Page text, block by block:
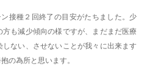
接種２回終了の目安がたちました。少
も減少傾向の様ですが、まだまだ医療
ない、させないことが我々に出来ます
の為所と思います。